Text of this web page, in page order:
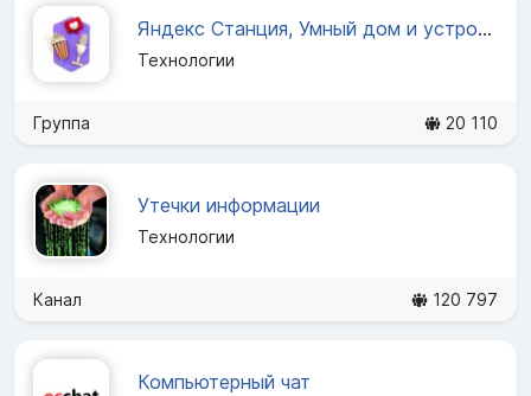
Яндекс Станция, Умный дом и устройства с Алисой
Технологии
Группа 20 110
Утечки информации
Технологии
Канал 120 797
Компьютерный чат